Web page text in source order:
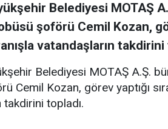
Belediyesi MOTAŞ
şoförü Cemil Kozan,
vatandaşların takdirini
Belediyesi MOTAŞ A.Ş.
Cemil Kozan, görev yaptığı
takdirini topladı.